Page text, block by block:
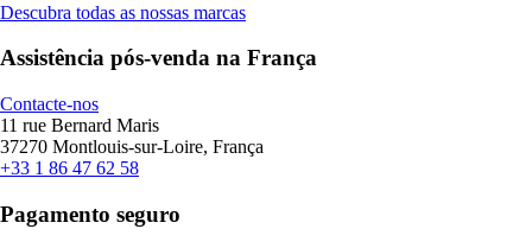
Descubra todas as nossas marcas
Assistência pós-venda na França
Contacte-nos
11 rue Bernard Maris
37270 Montlouis-sur-Loire, França
+33 1 86 47 62 58
Pagamento seguro